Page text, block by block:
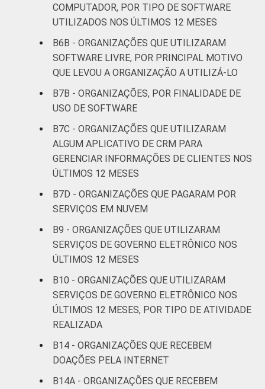
Religião 80
Saúde e
assistência
60
Habitação e
meio ambiente
Outros 57
Estudos para o Desenvolvimento da
Sociedade da Informação (Cetic.br),
Pesquisa sobre o uso das tecnologias de
informação e comunicação nas organizações
sem fins lucrativos brasileiras - TIC
COMPUTADOR, POR TIPO DE SOFTWARE
UTILIZADOS NOS ÚLTIMOS 12 MESES
B6B - ORGANIZAÇÕES QUE UTILIZARAM
SOFTWARE LIVRE, POR PRINCIPAL MOTIVO
QUE LEVOU A ORGANIZAÇÃO A UTILIZÁ-LO
B7B - ORGANIZAÇÕES, POR FINALIDADE DE
USO DE SOFTWARE
B7C - ORGANIZAÇÕES QUE UTILIZARAM
ALGUM APLICATIVO DE CRM PARA
GERENCIAR INFORMAÇÕES DE CLIENTES NOS
ÚLTIMOS 12 MESES
B7D - ORGANIZAÇÕES QUE PAGARAM POR
SERVIÇOS EM NUVEM
B9 - ORGANIZAÇÕES QUE UTILIZARAM
SERVIÇOS DE GOVERNO ELETRÔNICO NOS
ÚLTIMOS 12 MESES
B10 - ORGANIZAÇÕES QUE UTILIZARAM
SERVIÇOS DE GOVERNO ELETRÔNICO NOS
ÚLTIMOS 12 MESES, POR TIPO DE ATIVIDADE
REALIZADA
B14 - ORGANIZAÇÕES QUE RECEBEM
DOAÇÕES PELA INTERNET
B14A - ORGANIZAÇÕES QUE RECEBEM